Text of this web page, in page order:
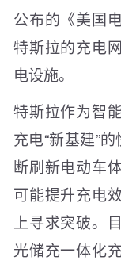
公布的《美国
特斯拉的充电
电设施。
特斯拉作为智
充电“新基建”
断刷新电动车
可能提升充电
上寻求突破。
光储充一体化